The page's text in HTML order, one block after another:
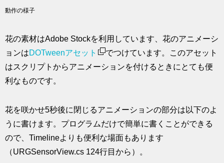
動作の様子
花の素材はAdobe Stockを利用しています、花のアニメーシ
ョンはDOTweenアセット
でつけています。このアセット
はスクリプトからアニメーションを付けるときにとても便
利なものです。
花を咲かせ5秒後に閉じるアニメーションの部分は以下のよ
うに書けます。プログラムだけで簡単に書くことができる
ので、Timelineよりも便利な場面もあります
（URGSensorView.cs 124行目から）。